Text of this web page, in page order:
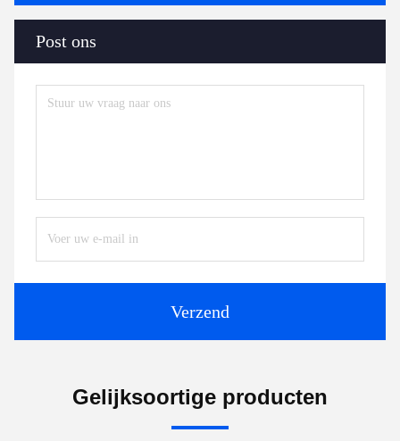
Post ons
Verzend
Gelijksoortige producten